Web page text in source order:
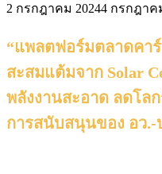
2 กรกฎาคม 20244 กรกฎาค
“แพลตฟอร์มตลาดคา
สะสมแต้มจาก Solar
พลังงานสะอาด ลดโล
การสนับสนุนของ อว.-